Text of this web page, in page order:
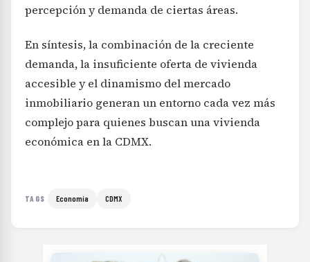
percepción y demanda de ciertas áreas.
En síntesis, la combinación de la creciente
demanda, la insuficiente oferta de vivienda
accesible y el dinamismo del mercado
inmobiliario generan un entorno cada vez más
complejo para quienes buscan una vivienda
económica en la CDMX.
TAGS Economía CDMX